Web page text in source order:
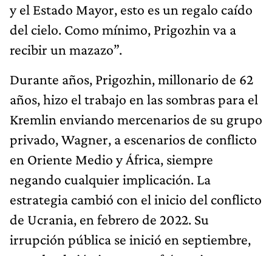
y el Estado Mayor, esto es un regalo caído
del cielo. Como mínimo, Prigozhin va a
recibir un mazazo”.
Durante años, Prigozhin, millonario de 62
años, hizo el trabajo en las sombras para el
Kremlin enviando mercenarios de su grupo
privado, Wagner, a escenarios de conflicto
en Oriente Medio y África, siempre
negando cualquier implicación. La
estrategia cambió con el inicio del conflicto
de Ucrania, en febrero de 2022. Su
irrupción pública se inició en septiembre,